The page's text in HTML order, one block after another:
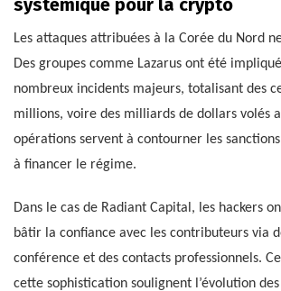
Les attaques attribuées à la Corée du Nord
Des groupes comme Lazarus ont été
nombreux incidents majeurs, totalisant des
millions, voire des milliards de dollars volés
opérations servent à contourner les
à financer le régime.
Dans le cas de Radiant Capital, les hackers
bâtir la confiance avec les contributeurs via
conférence et des contacts professionnels.
cette sophistication soulignent l’évolution